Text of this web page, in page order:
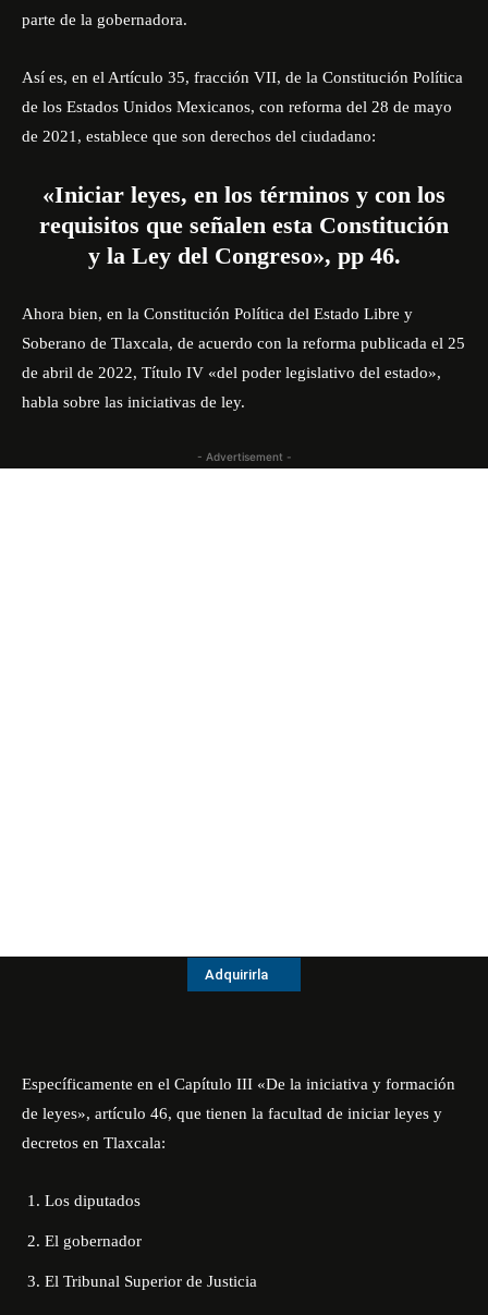
parte de la gobernadora.
Así es, en el Artículo 35, fracción VII, de la Constitución Política
de los Estados Unidos Mexicanos, con reforma del 28 de mayo
de 2021, establece que son derechos del ciudadano:
«Iniciar leyes, en los términos y con los
requisitos que señalen esta Constitución
y la Ley del Congreso», pp 46.
Ahora bien, en la Constitución Política del Estado Libre y
Soberano de Tlaxcala, de acuerdo con la reforma publicada el 25
de abril de 2022, Título IV «del poder legislativo del estado»,
habla sobre las iniciativas de ley.
- Advertisement -
Adquirirla
Específicamente en el Capítulo III «De la iniciativa y formación
de leyes», artículo 46, que tienen la facultad de iniciar leyes y
decretos en Tlaxcala:
Los diputados
El gobernador
El Tribunal Superior de Justicia